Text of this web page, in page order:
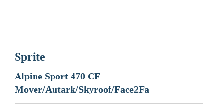
Sprite
Alpine Sport 470 CF
Mover/Autark/Skyroof/Face2Fa